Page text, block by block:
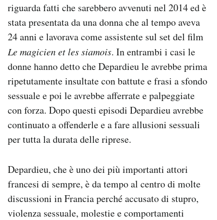
riguarda fatti che sarebbero avvenuti nel 2014 ed è
stata presentata da una donna che al tempo aveva
24 anni e lavorava come assistente sul set del film
Le magicien et les siamois. In entrambi i casi le
donne hanno detto che Depardieu le avrebbe prima
ripetutamente insultate con battute e frasi a sfondo
sessuale e poi le avrebbe afferrate e palpeggiate
con forza. Dopo questi episodi Depardieu avrebbe
continuato a offenderle e a fare allusioni sessuali
per tutta la durata delle riprese.
Depardieu, che è uno dei più importanti attori
francesi di sempre, è da tempo al centro di molte
discussioni in Francia perché accusato di stupro,
violenza sessuale, molestie e comportamenti